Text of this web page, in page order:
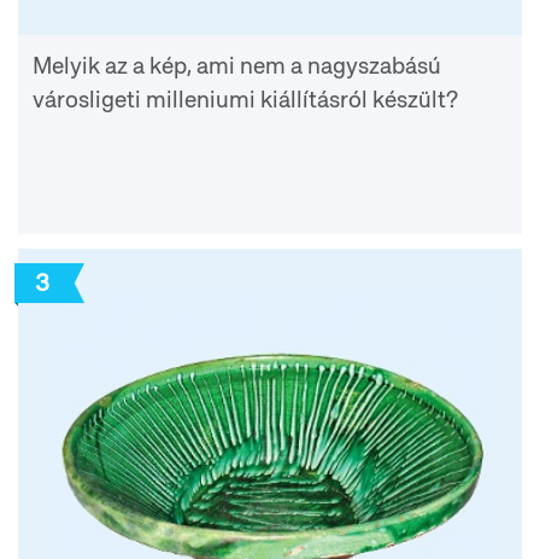
Melyik az a kép, ami nem a nagyszabású
városligeti milleniumi kiállításról készült?
3